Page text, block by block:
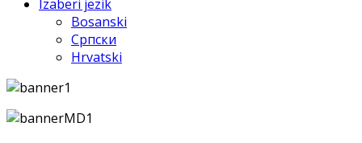
Izaberi jezik
Bosanski
Српски
Hrvatski